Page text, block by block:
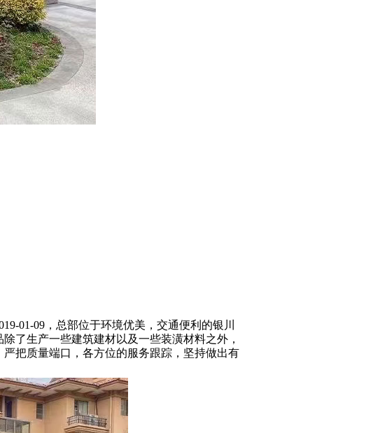
01-09，总部位于环境优美，交通便利的银川
了生产一些建筑建材以及一些装潢材料之外，
把质量端口，各方位的服务跟踪，坚持做出有